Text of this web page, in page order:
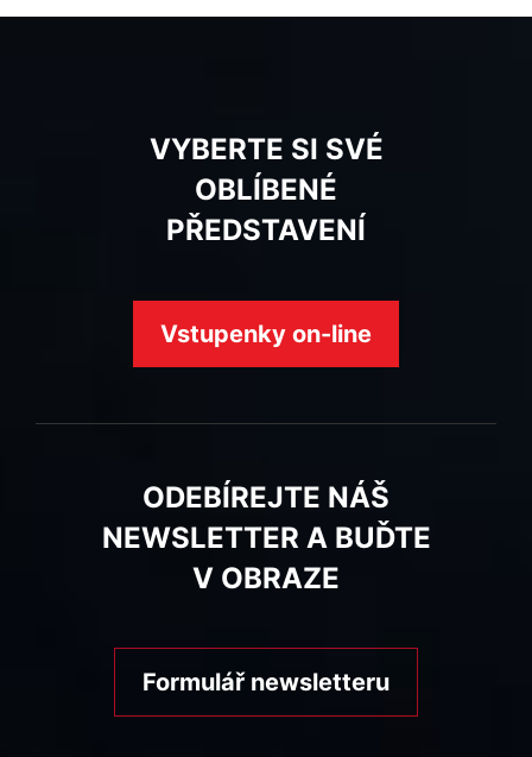
VYBERTE SI SVÉ
OBLÍBENÉ
PŘEDSTAVENÍ
Vstupenky on-line
ODEBÍREJTE NÁŠ
NEWSLETTER A BUĎTE
V OBRAZE
Formulář newsletteru